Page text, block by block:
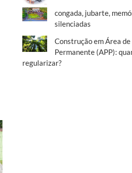
congada, jubarte,
silenciadas
Construção em Área
Permanente (APP):
regularizar?